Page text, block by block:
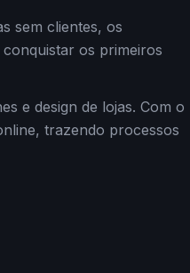
sem clientes, os
os primeiros
e design de lojas. Com o
trazendo processos